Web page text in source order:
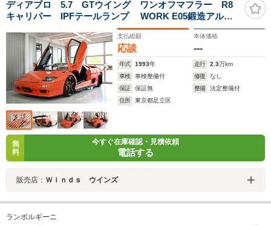
ディアブロ 5.7 GTウイング ワンオフマフラー R8
キャリパー IPFテールランプ WORK E05鍛造アル
ミ Anija特注メーターナセル
支払総額
応談
本体価格
---
年式 1993年 走行 2.3万km
車検
車検整備付 修復
なし
保証
保証無 整備
法定整備付
住所
東京都足立区
無
料
今すぐ在庫確認・見積依頼
電話する
販売店： Ｗｉｎｄｓ ウインズ
ランボルギーニ